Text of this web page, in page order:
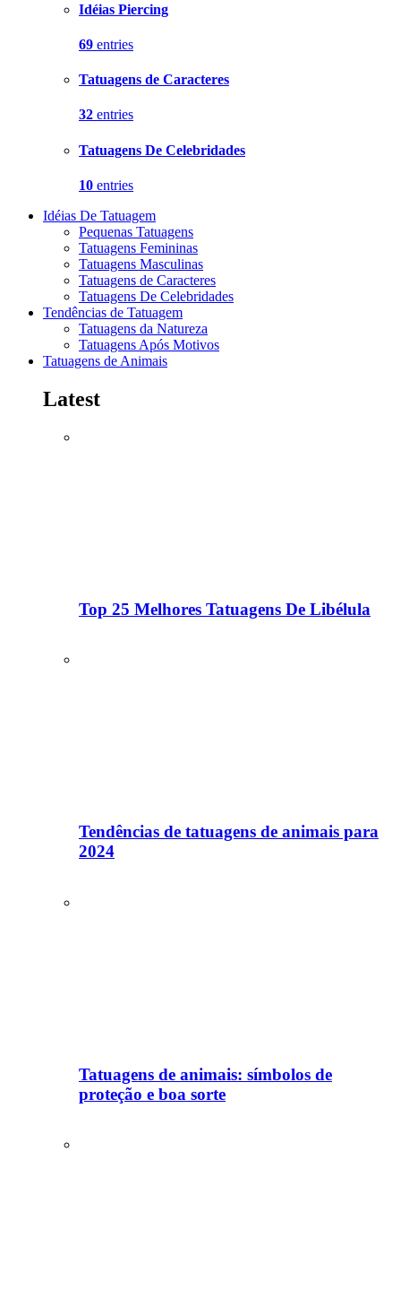
Idéias Piercing
69 entries
Tatuagens de Caracteres
32 entries
Tatuagens De Celebridades
10 entries
Idéias De Tatuagem
Pequenas Tatuagens
Tatuagens Femininas
Tatuagens Masculinas
Tatuagens de Caracteres
Tatuagens De Celebridades
Tendências de Tatuagem
Tatuagens da Natureza
Tatuagens Após Motivos
Tatuagens de Animais
Latest
Top 25 Melhores Tatuagens De Libélula
Tendências de tatuagens de animais para
2024
Tatuagens de animais: símbolos de
proteção e boa sorte